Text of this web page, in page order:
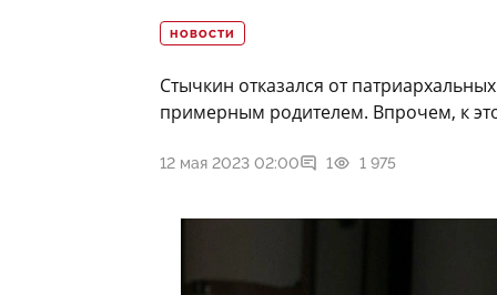
НОВОСТИ
Стычкин отказался от
примерным родителем. Впрочем, к
12 мая 2023 02:00 1 1 975